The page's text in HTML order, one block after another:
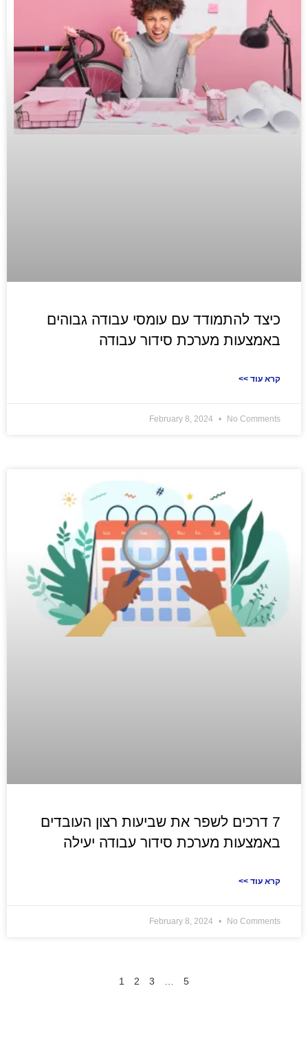
כיצד להתמודד עם עומסי עבודה גבוהים
באמצעות מערכת סידור עבודה
<< קרא עוד
February 8, 2024 No Comments
7 דרכים לשפר את שביעות רצון העובדים
באמצעות מערכת סידור עבודה יעילה
<< קרא עוד
February 8, 2024 No Comments
1 2 3 5